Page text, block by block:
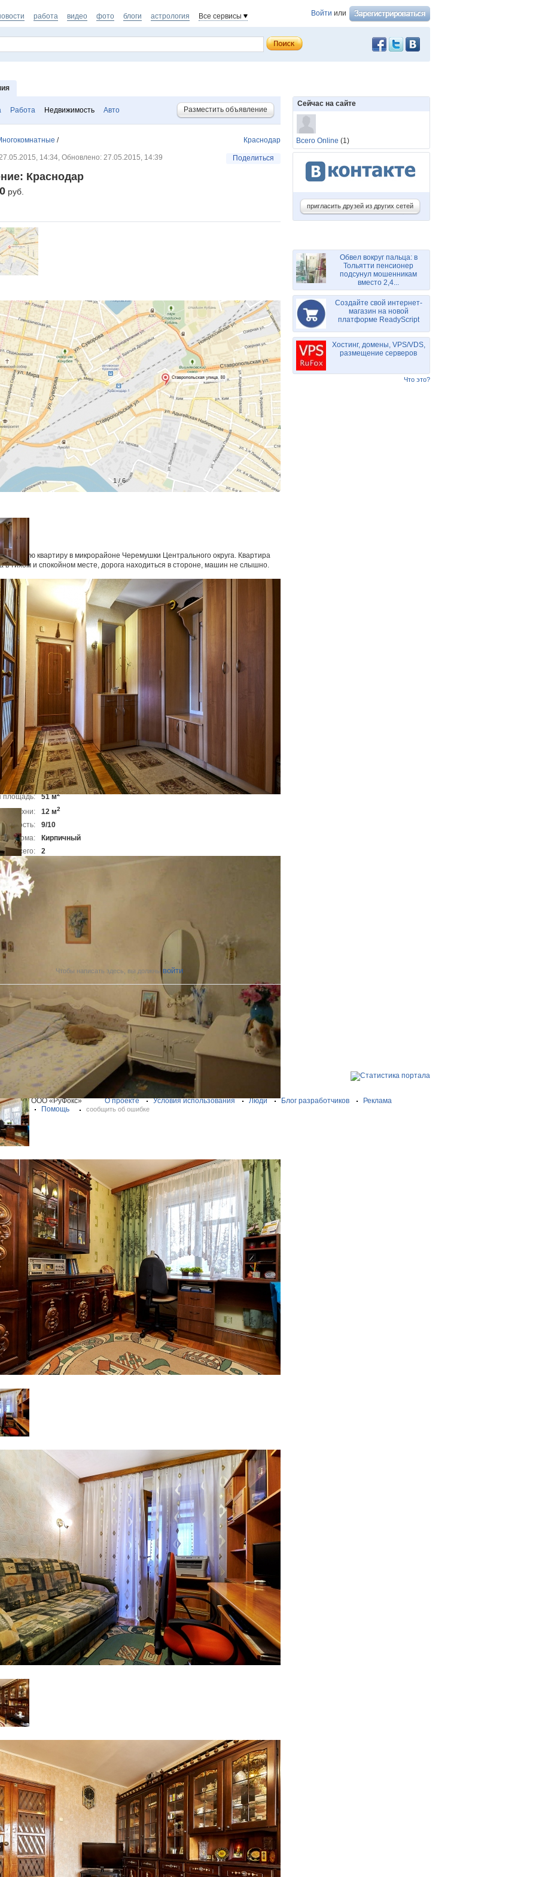
Войти или
работа видео фото блоги астрология Все сервисы
Работа Недвижимость Авто Разместить объявление
Краснодар
/
14:34, Обновлено: 27.05.2015, 14:39 Поделиться
Краснодар
руб.
1 / 6
квартиру в микрорайоне Черемушки Центрального округа. Квартира
в тихом и спокойном месте, дорога находиться в стороне, машин не слышно.
зал, спальня и 2 гостевые комнаты, которые можно использовать как
есть 1 балкон с видом во двор и 2 лоджии с видом на город, а также обширная
ремонт. Пол – паркет из натурального дуба.
имеются оборудованные спортивная и детская площадки. Есть несколько
и множество других парковочных мест.
гипермаркет «Семейный магнит» и другие магазины в 100 метрах от дома,
есть благоустроенная школа и садик. Также рядом все виды общественного
(будет расширен и улучшен), недалеко Парк Горького.
некоторую мебель и технику.
Торг уместен.
руб./метр
по квартире здесь: 4kom-krd.lpmotortest.ru
Район:
ЧМР
Площадь:
102 м2
площадь: 51 м2
кухни: 12 м2
9/10
дома:
Кирпичный
всего:
2
всего:
информация
8918-195-17-83
Чтобы написать здесь, вы должны войти
Сейчас на сайте
Всего Online (1)
пригласить друзей из других сетей
Обвел вокруг пальца: в
Тольятти пенсионер
подсунул мошенникам
вместо 2,4...
Создайте свой интернет-
магазин на новой
платформе ReadyScript
Хостинг, домены, VPS/VDS,
размещение серверов
Что это?
ООО «РуФокс» О проекте Условия использования Люди Блог разработчиков
Реклама
Помощь
сообщить об ошибке